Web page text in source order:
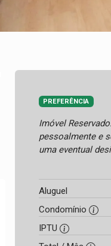
PREFERÊNCIA
Imóvel
pessoalmente e
uma eventual
Aluguel
Condomínio
IPTU